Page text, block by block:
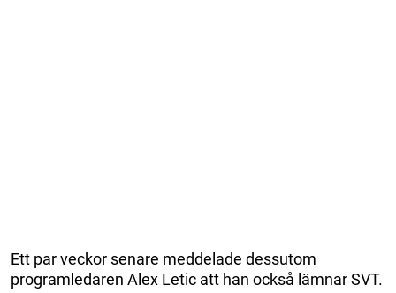
Ett par veckor senare meddelade dessutom
programledaren Alex Letic att han också lämnar SVT.